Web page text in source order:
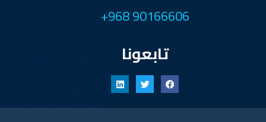
+968 90166606
تابعونا